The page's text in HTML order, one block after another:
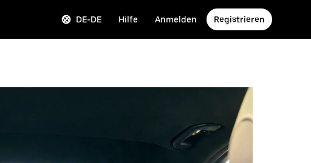
DE-DE Hilfe Anmelden Registrieren